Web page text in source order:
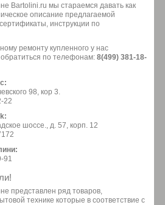
Bartolini.ru мы стараемся давать как
описание предлагаемой
инструкции по
ремонту купленного у нас
по телефонам: 8(499) 381-18-
98, кор 3.
22
шоссе., д. 57, корп. 12
91
представлен ряд товаров,
технике которые в соответствие с